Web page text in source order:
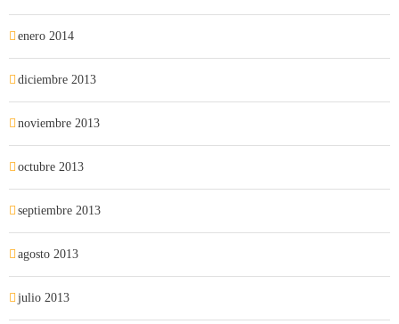
enero 2014
diciembre 2013
noviembre 2013
octubre 2013
septiembre 2013
agosto 2013
julio 2013